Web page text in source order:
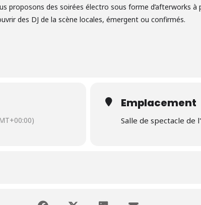
proposons des soirées électro sous forme d’afterworks à
des DJ de la scène locales, émergent ou confirmés.
Emplacement
Salle de spectacle de